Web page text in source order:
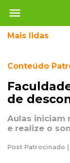
menu
Mais lidas
Conteúdo
de
Aulas iniciam
e realize o
Post Patrocinado